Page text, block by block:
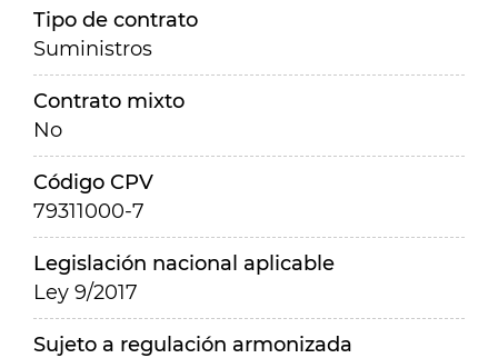
Tipo de contrato
Suministros
Contrato mixto
No
Código CPV
79311000-7
Legislación nacional aplicable
Ley 9/2017
Sujeto a regulación armonizada